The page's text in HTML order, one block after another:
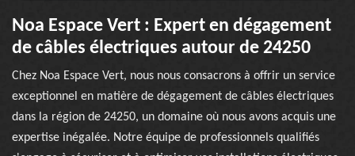
Noa Espace Vert : Expert en dégagement
de câbles électriques autour de 24250
Chez Noa Espace Vert, nous nous consacrons à offrir un service
exceptionnel en matière de dégagement de câbles électriques
dans la région de 24250, un domaine où nous avons acquis une
expertise inégalée. Notre équipe de professionnels qualifiés